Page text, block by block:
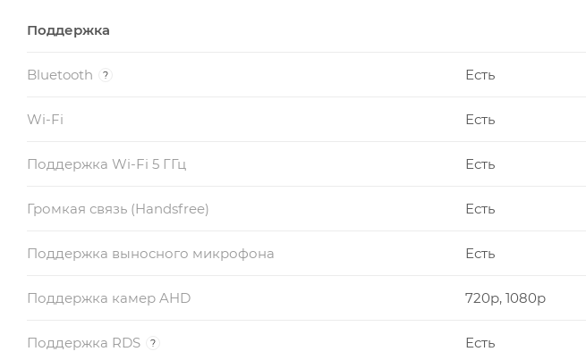
Поддержка
Bluetooth ? Есть
Wi-Fi Есть
Поддержка Wi-Fi 5 ГГц Есть
Громкая связь (Handsfree) Есть
Поддержка выносного микрофона Есть
Поддержка камер AHD 720p, 1080p
Поддержка RDS ? Есть